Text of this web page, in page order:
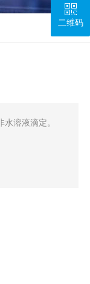
溶液滴定。
二维码